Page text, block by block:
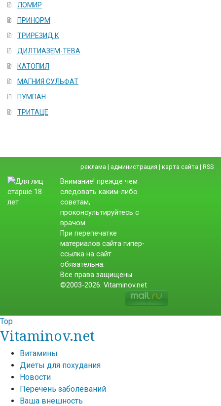
ЛОМИР
ПРИНОРМ
ТРИРЕ3ИД К
ДИЛТИАЗЕМ-ТЕВА
КАТОПИЛ
МАГНИЯ СУЛЬФАТ
ПУМПАН
ТРИТАЦЕ
реклама | администрация | карта сайта | RSS
Внимание! прежде чем
следовать каким-либо
советам,
проконсультируйтесь с
врачом.
При перепечатке
материалов сайта гипер-
ссылка на сайт
обязательна.
Все права защищены
©2003-2026. Vitaminov.net
Top
Vitaminov.net
Витамины
Диеты для похудания
Новости
Перечень заболеваний
Ваша внешность